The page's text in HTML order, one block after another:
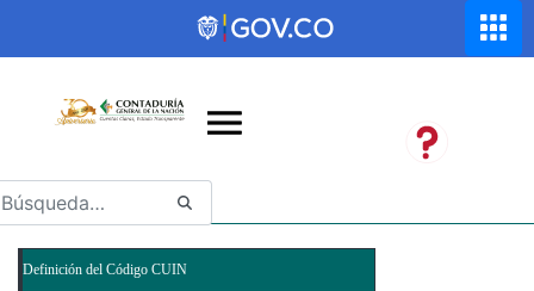
Saltar al contenido principal
Abrir menú de accesibilidad
Definición del Código CUIN